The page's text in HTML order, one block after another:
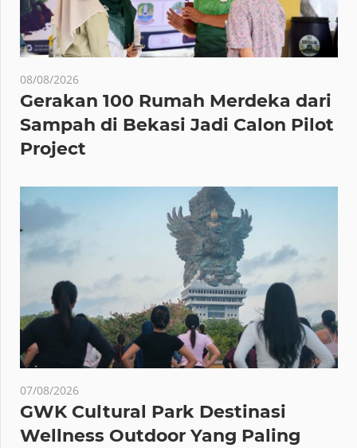
08/08/2026
Gerakan 100 Rumah Merdeka dari
Sampah di Bekasi Jadi Calon Pilot
Project
07/08/2026
GWK Cultural Park Destinasi
Wellness Outdoor Yang Paling